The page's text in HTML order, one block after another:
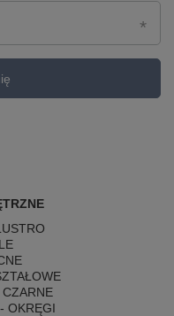
OKRĘGI